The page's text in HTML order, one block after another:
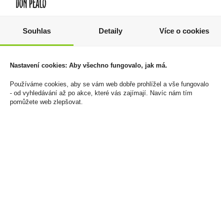
Strawberry 6mg/ml
150 Kč
Cena za:
Skladem:více než 500 ks
Triple Mango Ice
Cena za:
Skladem:více než 500 ks
Souhlas Detaily Více o cookies
Nastavení cookies: Aby všechno fungovalo, jak má.
Používáme cookies, aby se vám web dobře prohlížel a vše fungovalo
- od vyhledávání až po akce, které vás zajímají. Navíc nám tím
pomůžete web zlepšovat.